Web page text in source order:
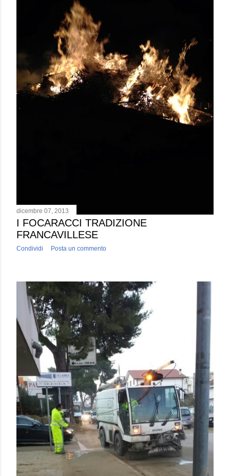
dicembre 07, 2013
I FOCARACCI TRADIZIONE
FRANCAVILLESE
Condividi Posta un commento